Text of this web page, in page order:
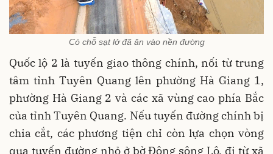
Có chỗ sạt lở đã ăn vào nền đường
Quốc lộ 2 là tuyến giao thông chính, nối từ trung
tâm tỉnh Tuyên Quang lên phường Hà Giang 1,
phường Hà Giang 2 và các xã vùng cao phía Bắc
của tỉnh Tuyên Quang. Nếu tuyến đường chính bị
chia cắt, các phương tiện chỉ còn lựa chọn vòng
qua tuyến đường nhỏ ở bờ Đông sông Lô, đi từ xã